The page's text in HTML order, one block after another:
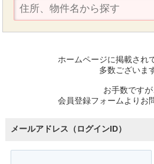
ホームページに掲載され
多数ございま
お手数ですが
会員登録フォームよりお
メールアドレス（ログインID）